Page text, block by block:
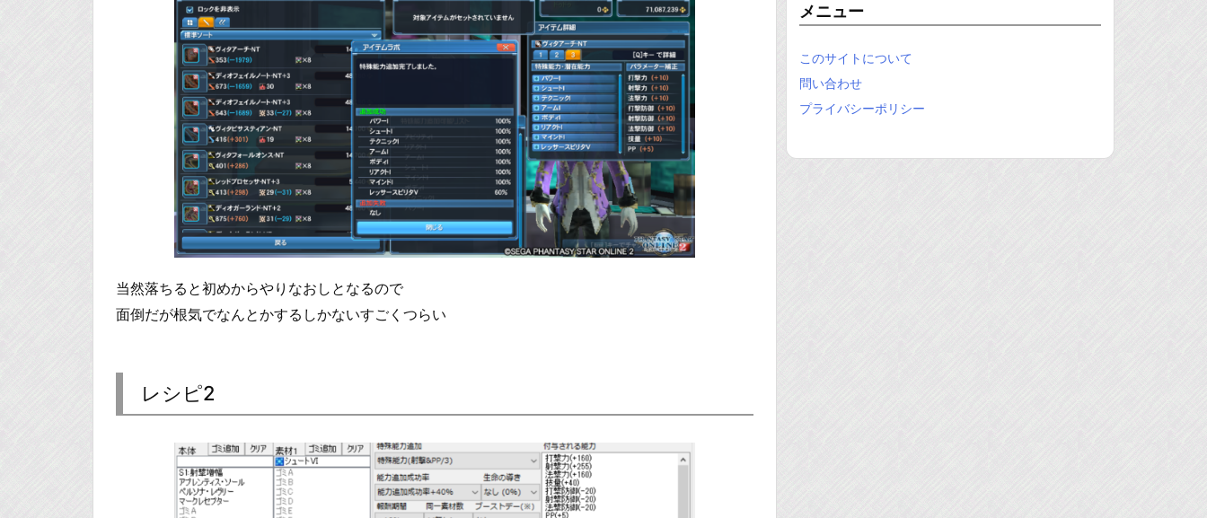
当然落ちると初めからやりなおしとなるので
面倒だが根気でなんとかするしかないすごくつらい
レシピ2
メニュー
このサイトについて
問い合わせ
プライバシーポリシー